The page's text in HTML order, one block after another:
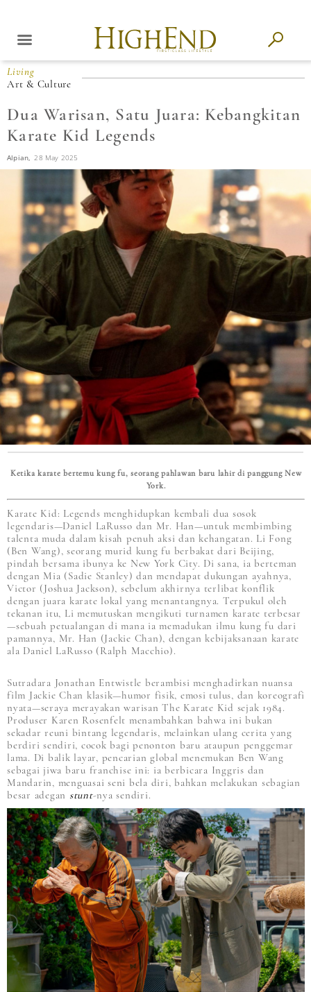
Living
Art & Culture
Dua Warisan, Satu Juara: Kebangkitan
Karate Kid Legends
Alpian, 28 May 2025
Ketika karate bertemu kung fu, seorang pahlawan baru lahir di panggung New
York.
Karate Kid: Legends menghidupkan kembali dua sosok
legendaris—Daniel LaRusso dan Mr. Han—untuk membimbing
talenta muda dalam kisah penuh aksi dan kehangatan. Li Fong
(Ben Wang), seorang murid kung fu berbakat dari Beijing,
pindah bersama ibunya ke New York City. Di sana, ia berteman
dengan Mia (Sadie Stanley) dan mendapat dukungan ayahnya,
Victor (Joshua Jackson), sebelum akhirnya terlibat konflik
dengan juara karate lokal yang menantangnya. Terpukul oleh
tekanan itu, Li memutuskan mengikuti turnamen karate terbesar
—sebuah petualangan di mana ia memadukan ilmu kung fu dari
pamannya, Mr. Han (Jackie Chan), dengan kebijaksanaan karate
ala Daniel LaRusso (Ralph Macchio).
Sutradara Jonathan Entwistle berambisi menghadirkan nuansa
film Jackie Chan klasik—humor fisik, emosi tulus, dan koreografi
nyata—seraya merayakan warisan The Karate Kid sejak 1984.
Produser Karen Rosenfelt menambahkan bahwa ini bukan
sekadar reuni bintang legendaris, melainkan ulang cerita yang
berdiri sendiri, cocok bagi penonton baru ataupun penggemar
lama. Di balik layar, pencarian global menemukan Ben Wang
sebagai jiwa baru franchise ini: ia berbicara Inggris dan
Mandarin, menguasai seni bela diri, bahkan melakukan sebagian
besar adegan stunt-nya sendiri.